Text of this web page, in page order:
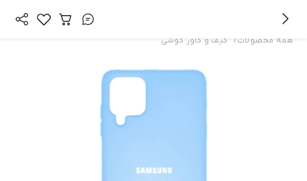
همه محصولات/ کیف و کاور گوشی